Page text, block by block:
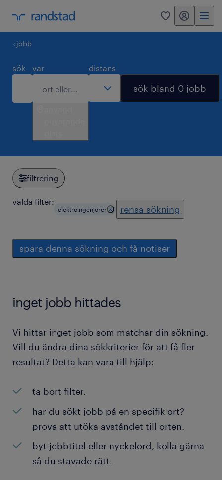
0 mitt randstad
jobb
sök var distans
sök bland 0 jobb
filtrering
valda filter:
elektroingenjorer rensa sökning
spara denna sökning och få notiser
inget jobb hittades
Vi hittar inget jobb som matchar din sökning.
Vill du ändra dina sökkriterier för att få fler
resultat? Detta kan vara till hjälp:
ta bort filter.
har du sökt jobb på en specifik ort?
prova att utöka avståndet till orten.
byt jobbtitel eller nyckelord, kolla gärna
så du stavade rätt.